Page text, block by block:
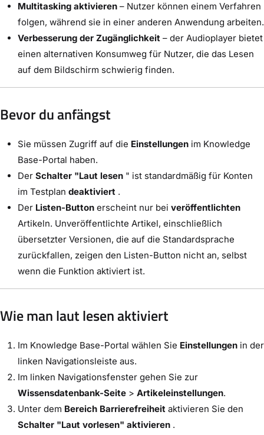
Multitasking aktivieren – Nutzer können einem Verfahren
folgen, während sie in einer anderen Anwendung arbeiten.
Verbesserung der Zugänglichkeit – der Audioplayer bietet
einen alternativen Konsumweg für Nutzer, die das Lesen
auf dem Bildschirm schwierig finden.
Bevor du anfängst
Sie müssen Zugriff auf die Einstellungen im Knowledge
Base-Portal haben.
Der Schalter "Laut lesen " ist standardmäßig für Konten
im Testplan deaktiviert .
Der Listen-Button erscheint nur bei veröffentlichten
Artikeln. Unveröffentlichte Artikel, einschließlich
übersetzter Versionen, die auf die Standardsprache
zurückfallen, zeigen den Listen-Button nicht an, selbst
wenn die Funktion aktiviert ist.
Wie man laut lesen aktiviert
Im Knowledge Base-Portal wählen Sie Einstellungen in der
linken Navigationsleiste aus.
Im linken Navigationsfenster gehen Sie zur
Wissensdatenbank-Seite > Artikeleinstellungen.
Unter dem Bereich Barrierefreiheit aktivieren Sie den
Schalter "Laut vorlesen" aktivieren .